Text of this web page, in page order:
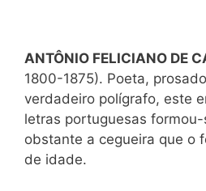
ANTÔNIO FELICIANO DE
1800-1875). Poeta,
verdadeiro polígrafo, este
letras portuguesas
obstante a cegueira que o
de idade.